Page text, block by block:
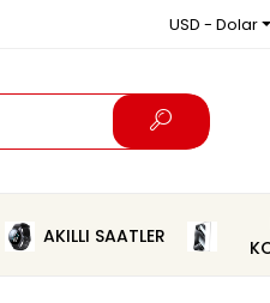
USD - Dolar
AKILLI SAATLER